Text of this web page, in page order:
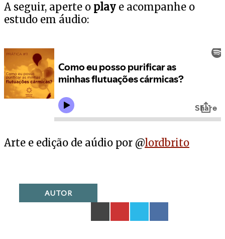
A seguir, aperte o play e acompanhe o
estudo em áudio:
Arte e edição de aúdio por @lordbrito
AUTOR